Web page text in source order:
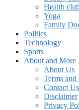
Health
Yoga
Family
Politics
Technology
Sports
About and More
About Us
Terms
Contact Us
Disclaimer
Privacy